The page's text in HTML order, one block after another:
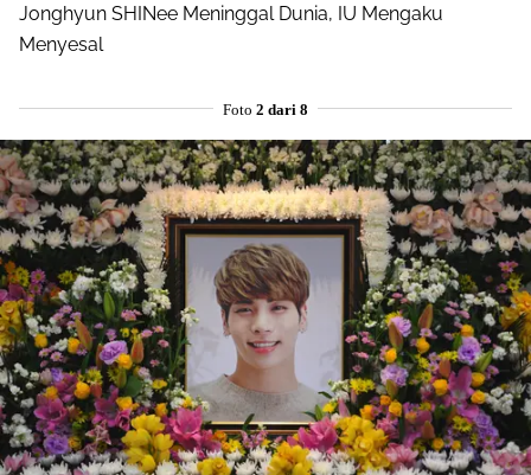
Jonghyun SHINee Meninggal Dunia, IU Mengaku
Menyesal
Foto 2 dari 8